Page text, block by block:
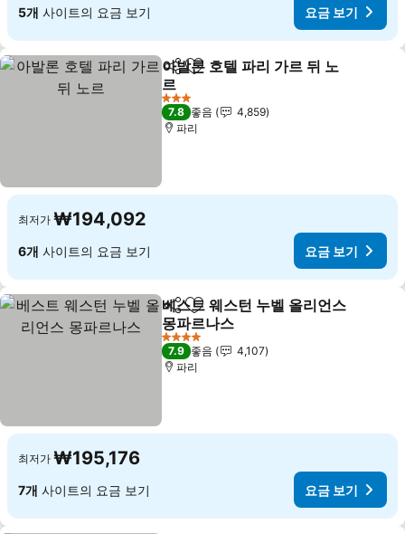
5개 사이트의 요금 보기 요금 보기
공유 즐겨찾기에 추가
아발론 호텔 파리 가르 뒤 노
르
3 성급
7.8 좋음
4,859
파리
최저가 ₩194,092
6개 사이트의 요금 보기 요금 보기
공유 즐겨찾기에 추가
베스트 웨스턴 누벨 올리언스
몽파르나스
4 성급
7.9 좋음
4,107
파리
최저가 ₩195,176
7개 사이트의 요금 보기 요금 보기